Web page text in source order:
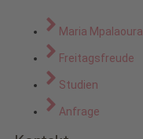
Maria Mpalaoura
Freitagsfreude
Studien
Anfrage